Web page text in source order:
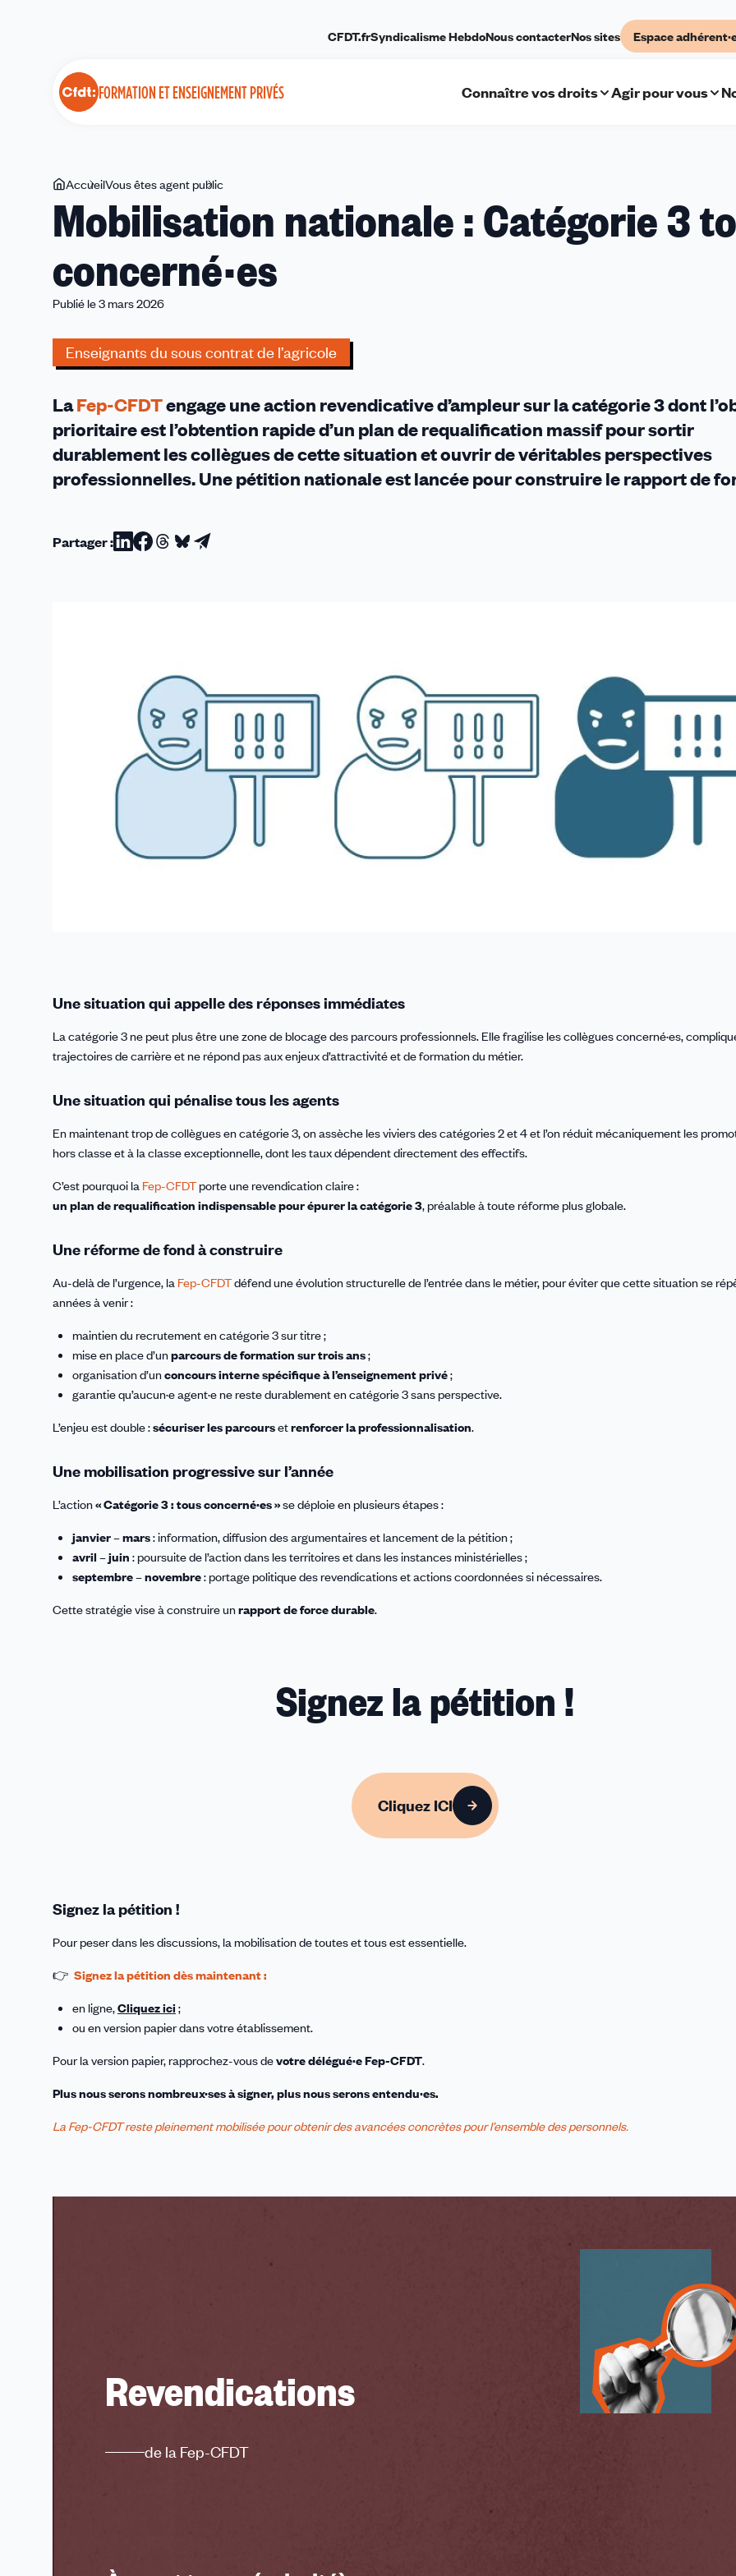
FORMATION ET ENSEIGNEMENT PRIVÉS
CFDT.frSyndicalisme HebdoNous contacterNos sites Espace
Connaître vos droits Agir pour vous
Vous
êtes
ici
AccueilVous êtes agent public
nationale
:
3
Mobilisation nationale : Catégorie 3
concerné·es
Publié le 3 mars 2026
Enseignants du sous contrat de l’agricole
LaFep-CFDTengage une action revendicative d’ampleur sur lacatégorie 3dont
prioritaire est l’obtention rapide d’un plan de requalification massifpour sortir
durablement les collègues de cette situation et ouvrir de véritables perspectives
professionnelles. Une pétition nationale est lancée pour construire le rapport de
Partager :Partager
Partager
Partager
Partager
Partager
Une situation qui appelle des réponses immédiates
La catégorie 3 ne peut plus être une zone de blocage des parcours professionnels. Elle fragilise les collègues concerné·es,
trajectoires de carrière et ne répond pas aux enjeux d’attractivité et de formation du métier.
Une situation qui pénalise tous les agents
En maintenant trop de collègues en catégorie 3, on assèche les viviers des catégories 2 et 4 et l’on réduit mécaniquement les
hors classe et à la classe exceptionnelle, dont les taux dépendent directement des effectifs.
C’est pourquoi la Fep-CFDTporte une revendication claire :
un plan de requalification indispensable pour épurer la catégorie 3, préalable à toute réforme plus globale.
Une réforme de fond à construire
Au-delà de l’urgence, la Fep-CFDTdéfend une évolution structurelle de l’entrée dans le métier, pour éviter que cette situation se
années à venir :
maintien du recrutement en catégorie 3 sur titre ;
mise en place d’unparcours de formation sur trois ans;
organisation d’unconcours interne spécifique à l’enseignement privé;
garantie qu’aucun·e agent·e ne reste durablement en catégorie 3 sans perspective.
L’enjeu est double :sécuriser les parcoursetrenforcer la professionnalisation.
Une mobilisation progressive sur l’année
L’action« Catégorie 3 : tous concerné·es »se déploie en plusieurs étapes :
janvier – mars: information, diffusion des argumentaires et lancement de la pétition ;
avril – juin : poursuite de l’action dans les territoires et dans les instances ministérielles ;
septembre – novembre: portage politique des revendications et actions coordonnées si nécessaires.
Cette stratégie vise à construire unrapport de force durable.
Signez la pétition !
Cliquez ICI
Signez la pétition !
Pour peser dans les discussions, la mobilisation de toutes et tous est essentielle.
👉 Signez la pétition dès maintenant :
en ligne,Cliquez ici ;
ou en version papier dans votre établissement.
Pour la version papier, rapprochez-vous devotre délégué·e Fep-CFDT.
Plus nous serons nombreux·ses à signer, plus nous serons entendu·es.
La Fep-CFDT reste pleinement mobilisée pour obtenir des avancées concrètes pour l’ensemble des personnels.
Revendications
de la Fep-CFDT